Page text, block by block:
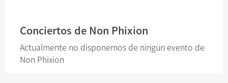
Conciertos de Non Phixion
Actualmente no disponemos de ningun evento de
Non Phixion